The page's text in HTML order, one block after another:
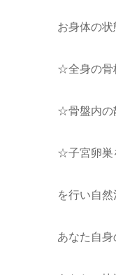
お身体の
☆全身の骨
☆骨盤内の
☆子宮卵巣
を行い自然
あなた自